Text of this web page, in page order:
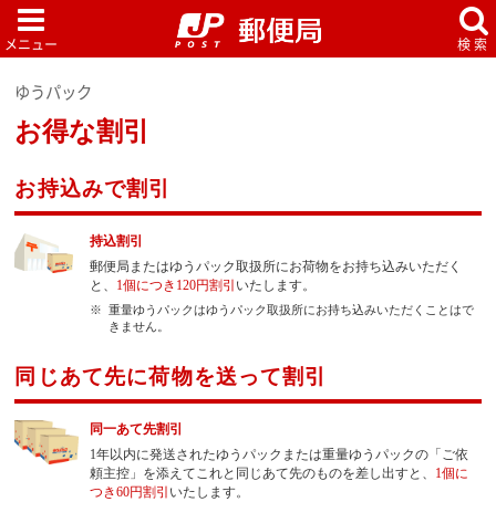
ゆうパック
お得な割引
お持込みで割引
持込割引
郵便局またはゆうパック取扱所にお荷物をお持ち込みいただく
と、 1個につき120円割引 いたします。
重量ゆうパックはゆうパック取扱所にお持ち込みいただくことはで
きません。
同じあて先に荷物を送って割引
同一あて先割引
1年以内に発送されたゆうパックまたは重量ゆうパックの「ご依
頼主控」を添えてこれと同じあて先のものを差し出すと、 1個に
つき60円割引 いたします。